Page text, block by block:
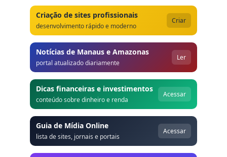
Criação de sites profissionais
desenvolvimento rápido e moderno
Criar
Notícias de Manaus e Amazonas
portal atualizado diariamente
Ler
Dicas financeiras e investimentos
conteúdo sobre dinheiro e renda
Acessar
Guia de Mídia Online
lista de sites, jornais e portais
Acessar